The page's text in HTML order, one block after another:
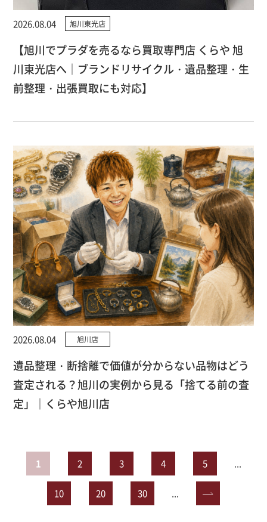
2026.08.04 旭川東光店
【旭川でプラダを売るなら買取専門店 くらや 旭
川東光店へ｜ブランドリサイクル・遺品整理・生
前整理・出張買取にも対応】
2026.08.04 旭川店
遺品整理・断捨離で価値が分からない品物はどう
査定される？旭川の実例から見る「捨てる前の査
定」｜くらや旭川店
1 2 3 4 5 ...
10 20 30 ... »